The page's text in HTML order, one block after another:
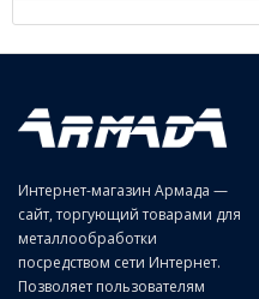
Серия:
Материал:
Класс точности:
Угол наклона спирали:
Интернет-магазин Армада —
сайт, торгующий товарами для
металлообработки
посредством сети Интернет.
Позволяет пользователям